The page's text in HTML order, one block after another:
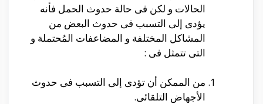
الحالات و لكن فى حالة حدوث الحمل فأنه
يؤدى إلى التسبب فى حدوث البعض من
المشاكل المختلفة و المضاعفات المُحتملة و
التى تتمثل فى :
من الممكن أن تؤدى إلى التسبب فى حدوث
الأجهاض التلقائى.